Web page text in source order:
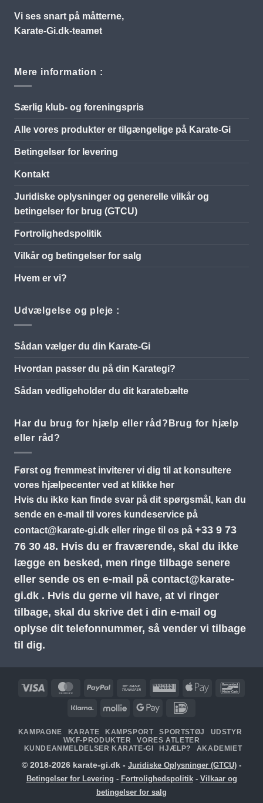
Vi ses snart på måtterne,
Karate-Gi.dk-teamet
Mere information :
Særlig klub- og foreningspris
Alle vores produkter er tilgængelige på Karate-Gi
Betingelser for levering
Kontakt
Juridiske oplysninger og generelle vilkår og
betingelser for brug (GTCU)
Fortrolighedspolitik
Vilkår og betingelser for salg
Hvem er vi?
Udvælgelse og pleje :
Sådan vælger du din Karate-Gi
Hvordan passer du på din Karategi?
Sådan vedligeholder du dit karatebælte
Har du brug for hjælp eller råd?Brug for hjælp
eller råd?
Først og fremmest inviterer vi dig til at konsultere
vores hjælpecenter ved at klikke her
Hvis du ikke kan finde svar på dit spørgsmål, kan du
sende en e-mail til vores kundeservice på
contact@karate-gi.dk eller ringe til os på +33 9 73
76 30 48. Hvis du er fraværende, skal du ikke
lægge en besked, men ringe tilbage senere
eller sende os en e-mail på contact@karate-
gi.dk . Hvis du gerne vil have, at vi ringer
tilbage, skal du skrive det i din e-mail og
oplyse dit telefonnummer, så vender vi tilbage
til dig.
Visa MasterCardPayPal Bankoverførsel
Western
Union
Apple
Klarna Mollie
Google
KAMPAGNE KARATE KAMPSPORT SPORTSTØJ
UDSTYR
WKF-PRODUKTER
VORES ATLETER
KUNDEANMELDELSER KARATE-GI
HJÆLP? AKADEMIET
© 2018-2026 karate-gi.dk - Juridiske Oplysninger (GTCU) -
Betingelser for Levering - Fortrolighedspolitik- Vilkaar og
betingelser for salg